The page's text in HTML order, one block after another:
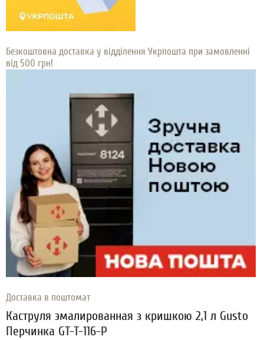
Безкоштовна доставка у відділення Укрпошта при замовленні
від 500 грн!
Доставка в поштомат
Каструля эмалированная з кришкою 2,1 л Gusto
Перчинка GT-T-116-P